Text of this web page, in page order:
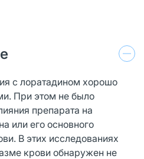
с лоратадином хорошо
При этом не было
препарата на
или его основного
В этих исследованиях
крови обнаружен не